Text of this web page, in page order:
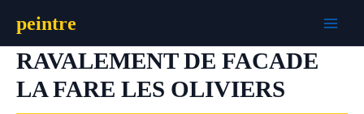
contenu
peintre
RAVALEMENT DE FACADE
LA FARE LES OLIVIERS